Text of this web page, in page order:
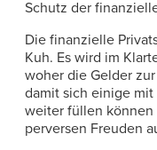
Schutz der
Die finanzielle
Kuh. Es wird im
woher die Gelder
damit sich einige
weiter füllen können
perversen Freuden